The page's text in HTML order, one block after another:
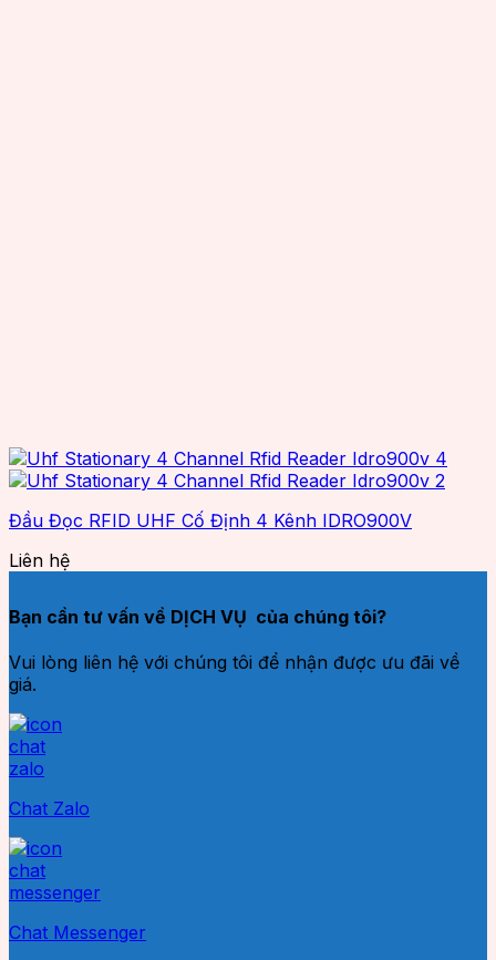
Đầu Đọc RFID UHF Cố Định 4 Kênh IDRO900V
Liên hệ
Bạn cần tư vấn về DỊCH VỤ của chúng tôi?
Vui lòng liên hệ với chúng tôi để nhận được ưu đãi về
giá.
Chat Zalo
Chat Messenger